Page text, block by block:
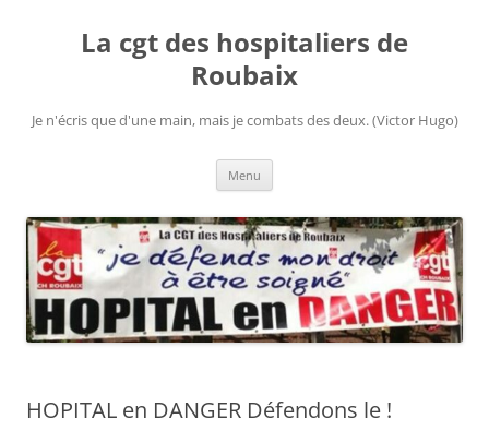
contenuLa cgt des hospitaliers de
Roubaix
Je n'écris que d'une main, mais je combats des deux. (Victor Hugo)
Menu
HOPITAL en DANGER Défendons le !